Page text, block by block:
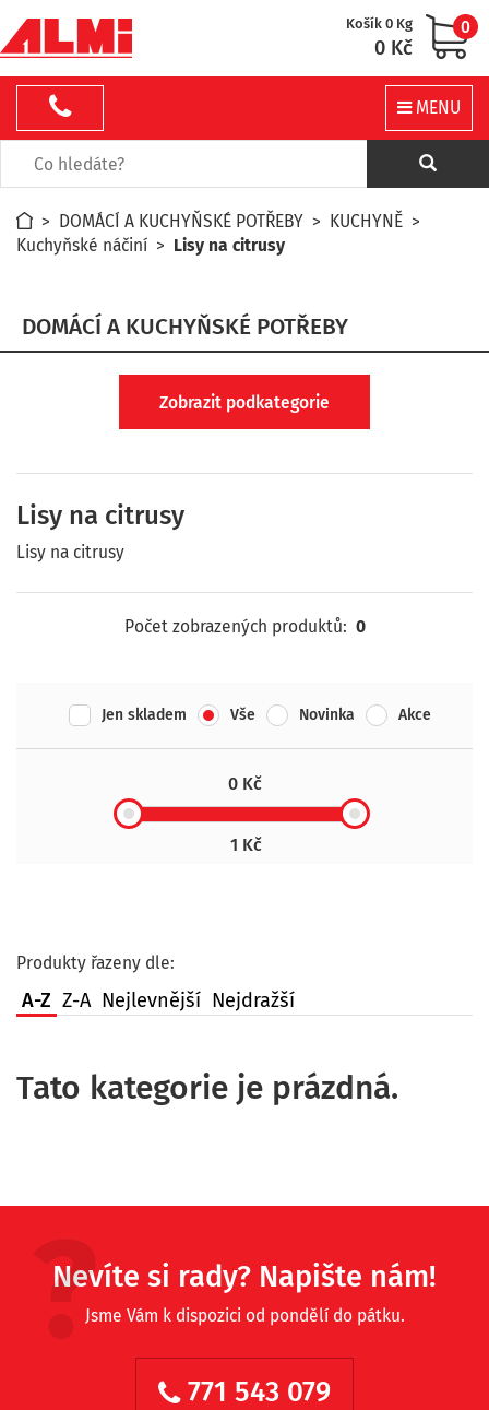
Košík 0 Kg
0 Kč
0
MENU
> DOMÁCÍ A KUCHYŇSKÉ POTŘEBY > KUCHYNĚ >
Kuchyňské náčiní > Lisy na citrusy
DOMÁCÍ A KUCHYŇSKÉ POTŘEBY
Zobrazit podkategorie
Lisy na citrusy
Lisy na citrusy
Počet zobrazených produktů: 0
Jen skladem Vše Novinka Akce
0 Kč
1 Kč
Produkty řazeny dle:
A-Z Z-A Nejlevnější Nejdražší
Tato kategorie je prázdná.
Nevíte si rady? Napište nám!
Jsme Vám k dispozici od pondělí do pátku.
771 543 079